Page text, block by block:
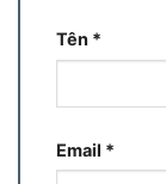
Tên *
Email *